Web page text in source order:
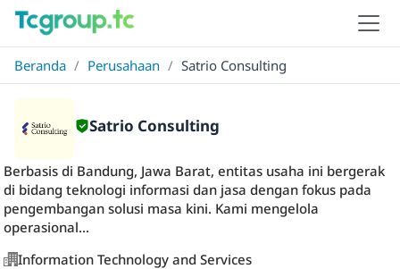
Beranda / Perusahaan / Satrio Consulting
Satrio Consulting
Berbasis di Bandung, Jawa Barat, entitas usaha ini bergerak
di bidang teknologi informasi dan jasa dengan fokus pada
pengembangan solusi masa kini. Kami mengelola
operasional...
Information Technology and Services